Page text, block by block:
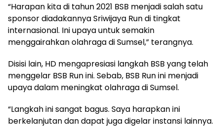
“Harapan kita di tahun 2021 BSB menjadi salah satu
sponsor diadakannya Sriwijaya Run di tingkat
internasional. Ini upaya untuk semakin
menggairahkan olahraga di Sumsel,” terangnya.
Disisi lain, HD mengapresiasi langkah BSB yang telah
menggelar BSB Run ini. Sebab, BSB Run ini menjadi
upaya dalam meningkat olahraga di Sumsel.
“Langkah ini sangat bagus. Saya harapkan ini
berkelanjutan dan dapat juga digelar instansi lainnya.